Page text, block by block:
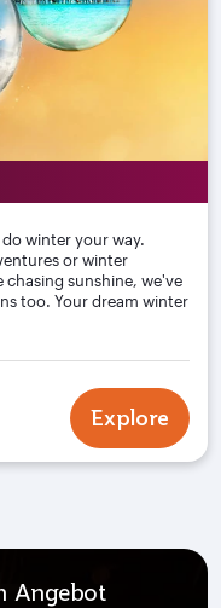
winter your way.
or winter
chasing sunshine, we've
too. Your dream winter
Explore
Angebot